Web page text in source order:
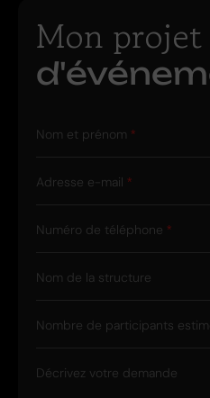
Mon projet
Nom et prénom
Adresse e-mail
Numéro de téléphone
Nom de la structure
Nombre de participants
Décrivez votre demande